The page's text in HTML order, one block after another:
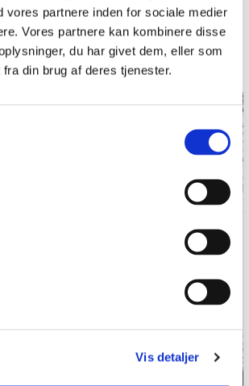
vores partnere inden for sociale medier
Vores partnere kan kombinere disse
du har givet dem, eller som
din brug af deres tjenester.
Vis detaljer
fik med hjælp fra de amerikanske
Istedløven til København, hvor den blev
træsokkel bag Tøjhusmuseet